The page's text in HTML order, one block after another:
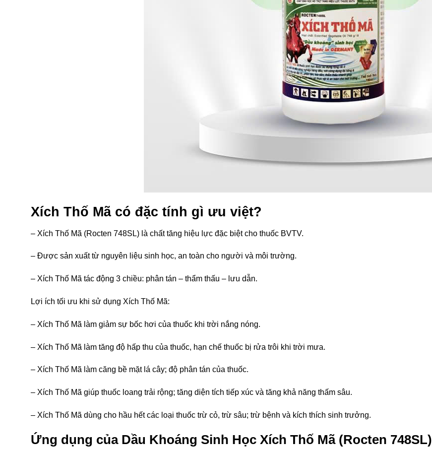
Xích Thố Mã có đặc tính gì ưu việt?
– Xích Thố Mã (Rocten 748SL) là chất tăng hiệu lực đặc biệt cho thuốc BVTV.
– Được sản xuất từ nguyên liệu sinh học, an toàn cho người và môi trường.
– Xích Thố Mã tác động 3 chiều: phân tán – thẩm thấu – lưu dẫn.
Lợi ích tối ưu khi sử dụng Xích Thố Mã:
– Xích Thố Mã làm giảm sự bốc hơi của thuốc khi trời nắng nóng.
– Xích Thố Mã làm tăng độ hấp thu của thuốc, hạn chế thuốc bị rửa trôi khi trời mưa.
– Xích Thố Mã làm căng bề mặt lá cây; độ phân tán của thuốc.
– Xích Thố Mã giúp thuốc loang trải rộng; tăng diện tích tiếp xúc và tăng khả năng thấm sâu.
– Xích Thố Mã dùng cho hầu hết các loại thuốc trừ cỏ, trừ sâu; trừ bệnh và kích thích sinh trưởng.
Ứng dụng của Dầu Khoáng Sinh Học Xích Thố Mã (Rocten 748SL)